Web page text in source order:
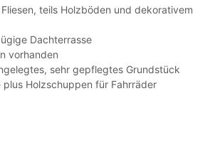
teils Holzböden und dekorativem
Dachterrasse
vorhanden
sehr gepflegtes Grundstück
plus Holzschuppen für Fahrräder